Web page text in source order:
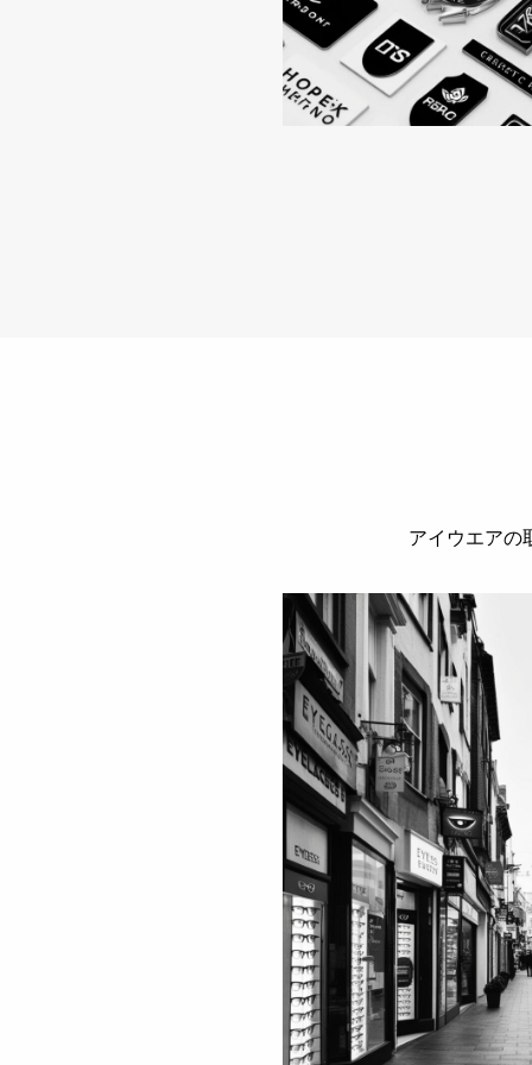
アイウエアの